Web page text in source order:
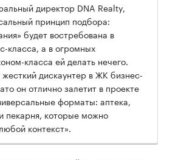
директор DNA Realty,
принцип подбора:
будет востребована в
класса, а в огромных
класса ей делать нечего.
дискаунтер в ЖК бизнес-
он отлично залетит в проекте
форматы: аптека,
пекарня, которые можно
контекст».